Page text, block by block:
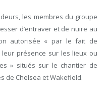
les membres du groupe
d’entraver et de nuire au
autorisée « par le fait de
leur présence sur les lieux ou
» situés sur le chantier de
de Chelsea et Wakefield.